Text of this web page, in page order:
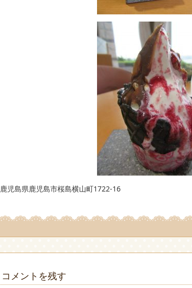
鹿児島県鹿児島市桜島横山町1722-16
コメントを残す